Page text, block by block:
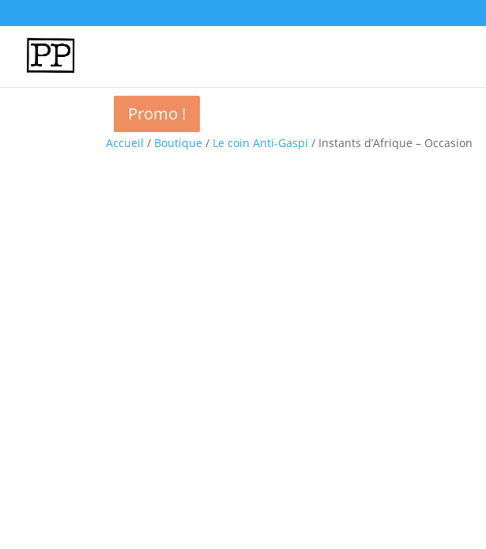
Accueil / Boutique / Le coin Anti-Gaspi / Instants d’Afrique – Occasion
Promo !
Promo !
Promo !
Promo !